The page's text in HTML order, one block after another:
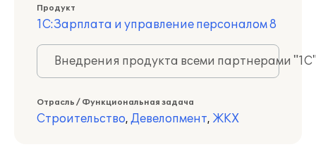
Продукт
1С:Зарплата и управление персоналом 8
Внедрения продукта всеми партнерами
Отрасль / Функциональная задача
Строительство, Девелопмент, ЖКХ